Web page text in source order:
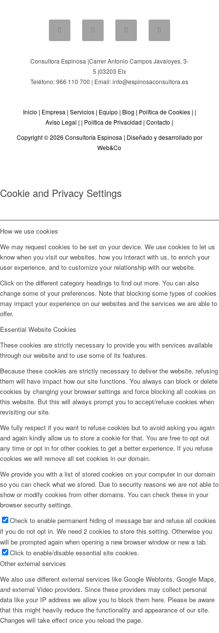
Consultora Espinosa |Carrer Antonio Campos Javaloyes, 3-
5 |03203 Elx
Teléfono: 966 110 700 | Email: info@espinosaconsultora.es
Inicio | Empresa | Servicios| Equipo | Blog | Política de Cookies| |
Aviso Legal | | Política de Privacidad |Contacto |
Copyright © 2026 Consultoría Espinosa | Diseñado y desarrollado por
Web&Co
Cookie and Privacy Settings
How we use cookies
We may request cookies to be set on your device. We use cookies to let us
know when you visit our websites, how you interact with us, to enrich your
user experience, and to customize your relationship with our website.
Click on the different category headings to find out more. You can also
change some of your preferences. Note that blocking some types of cookies
may impact your experience on our websites and the services we are able to
offer.
Essential Website Cookies
These cookies are strictly necessary to provide you with services available
through our website and to use some of its features.
Because these cookies are strictly necessary to deliver the website, refusing
them will have impact how our site functions. You always can block or delete
cookies by changing your browser settings and force blocking all cookies on
this website. But this will always prompt you to accept/refuse cookies when
revisiting our site.
We fully respect if you want to refuse cookies but to avoid asking you again
and again kindly allow us to store a cookie for that. You are free to opt out
any time or opt in for other cookies to get a better experience. If you refuse
cookies we will remove all set cookies in our domain.
We provide you with a list of stored cookies on your computer in our domain
so you can check what we stored. Due to security reasons we are not able to
show or modify cookies from other domains. You can check these in your
browser security settings.
Check to enable permanent hiding of message bar and refuse all cookies
if you do not opt in. We need 2 cookies to store this setting. Otherwise you
will be prompted again when opening a new browser window or new a tab.
Click to enable/disable essential site cookies.
Other external services
We also use different external services like Google Webfonts, Google Maps,
and external Video providers. Since these providers may collect personal
data like your IP address we allow you to block them here. Please be aware
that this might heavily reduce the functionality and appearance of our site.
Changes will take effect once you reload the page.